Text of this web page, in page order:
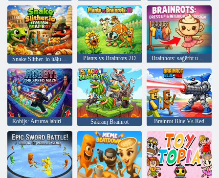
Plants vs Brainrots 2D Brainhots: saģērbt un interjera dizains
Robijs: Ātruma labirints Sakrauj Brainrot Brainrot Blue Vs Red